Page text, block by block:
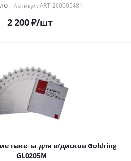
Артикул: ART-200005481
2 200₽/шт
пакеты для в/дисков Goldring
GL0205M